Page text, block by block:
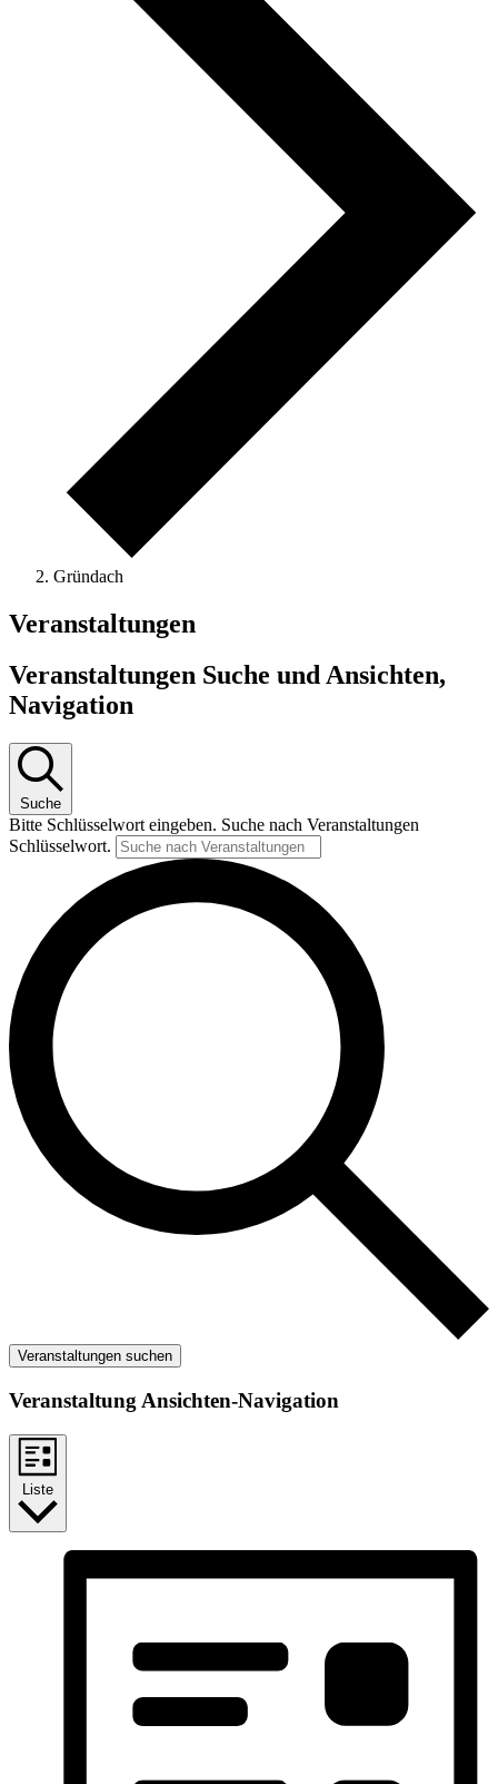
Gründach
Veranstaltungen
Veranstaltungen Suche und Ansichten,
Navigation
Suche
Bitte Schlüsselwort eingeben. Suche nach Veranstaltungen
Schlüsselwort.
Veranstaltungen suchen
Veranstaltung Ansichten-Navigation
Liste